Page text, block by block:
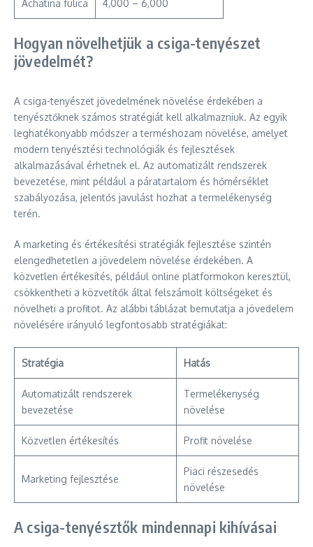
Achatina fulica 4,000 – 6,000
Hogyan növelhetjük a csiga-tenyészet
jövedelmét?
A csiga-tenyészet jövedelmének növelése érdekében a
tenyésztőknek számos stratégiát kell alkalmazniuk. Az egyik
leghatékonyabb módszer a terméshozam növelése, amelyet
modern tenyésztési technológiák és fejlesztések
alkalmazásával érhetnek el. Az automatizált rendszerek
bevezetése, mint például a páratartalom és hőmérséklet
szabályozása, jelentős javulást hozhat a termelékenység
terén.
A marketing és értékesítési stratégiák fejlesztése szintén
elengedhetetlen a jövedelem növelése érdekében. A
közvetlen értékesítés, például online platformokon keresztül,
csökkentheti a közvetítők által felszámolt költségeket és
növelheti a profitot. Az alábbi táblázat bemutatja a jövedelem
növelésére irányuló legfontosabb stratégiákat:
Stratégia Hatás
Automatizált rendszerek
bevezetése
Termelékenység
növelése
Közvetlen értékesítés Profit növelése
Marketing fejlesztése
Piaci részesedés
növelése
A csiga-tenyésztők mindennapi kihívásai